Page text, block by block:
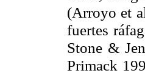
(Arroyo et
fuertes
Stone &
Primack